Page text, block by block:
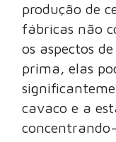
produção de
fábricas não
os aspectos
prima, elas
cavaco e a